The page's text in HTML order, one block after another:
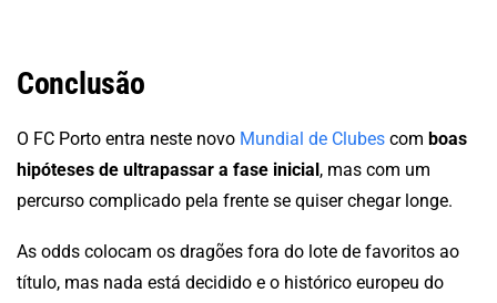
Conclusão
O FC Porto entra neste novo Mundial de Clubes com boas
hipóteses de ultrapassar a fase inicial, mas com um
percurso complicado pela frente se quiser chegar longe.
As odds colocam os dragões fora do lote de favoritos ao
título, mas nada está decidido e o histórico europeu do